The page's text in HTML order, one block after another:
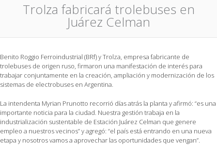
Trolza fabricará trolebuses en
Juárez Celman
Benito Roggio Ferroindustrial (BRf) y Trolza, empresa fabricante de
trolebuses de origen ruso, firmaron una manifestación de interés para
trabajar conjuntamente en la creación, ampliación y modernización de los
sistemas de electrobuses en Argentina.
La intendenta Myrian Prunotto recorrió días atrás la planta y afirmó: “es una
importante noticia para la ciudad. Nuestra gestión trabaja en la
industrialización sustentable de Estación Juárez Celman que genere
empleo a nuestros vecinos” y agregó: “el país está entrando en una nueva
etapa y nosotros vamos a aprovechar las oportunidades que vengan”.